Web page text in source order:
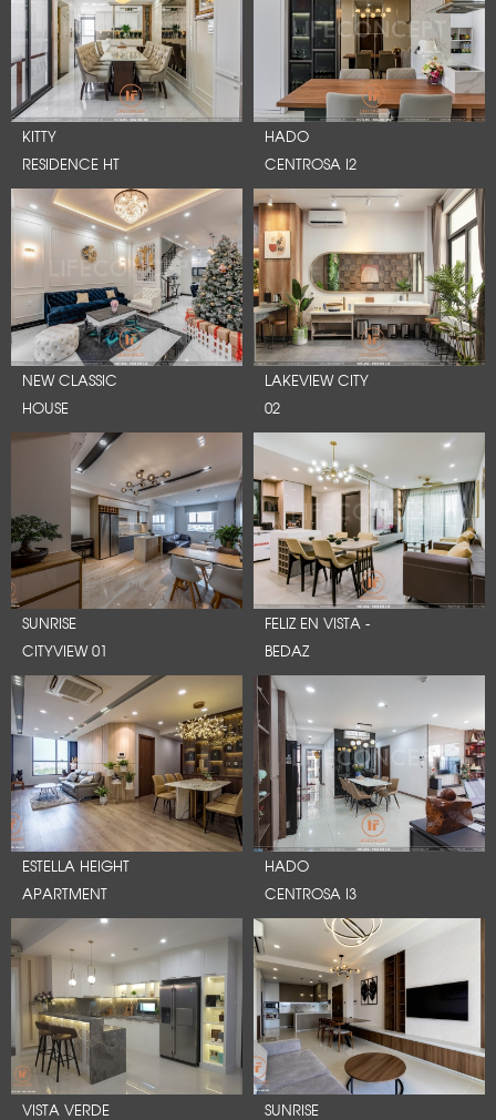
KITTY
RESIDENCE HT
HADO
CENTROSA I2
NEW CLASSIC
HOUSE
LAKEVIEW CITY
02
SUNRISE
CITYVIEW 01
FELIZ EN VISTA -
BEDAZ
ESTELLA HEIGHT
APARTMENT
HADO
CENTROSA I3
VISTA VERDE
SUNRISE